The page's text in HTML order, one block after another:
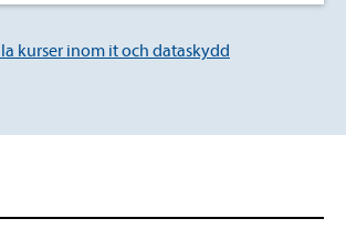
kurser inom it och dataskydd